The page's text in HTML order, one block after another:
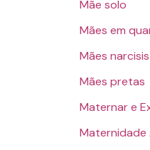
Mãe solo
Mães em
Mães
Mães pretas
Maternar e
Maternidade